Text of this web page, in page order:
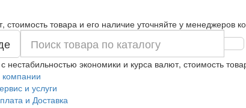
стоимость товара и его наличие уточняйте у менеджеров
нестабильностью экономики и курса валют, стоимость
и услуги
и Доставка